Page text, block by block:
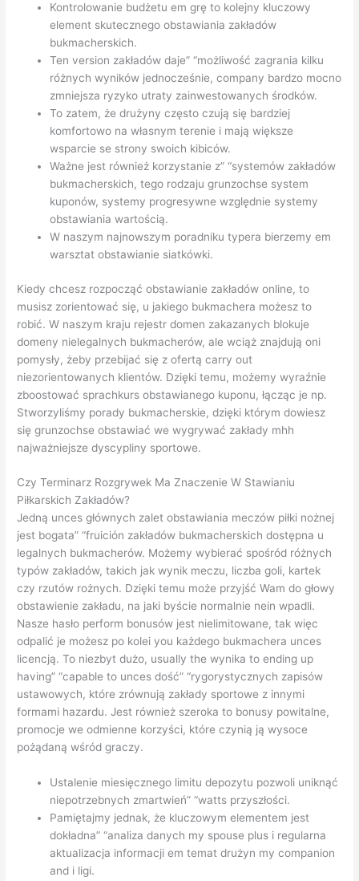
Kontrolowanie budżetu em grę to kolejny kluczowy
element skutecznego obstawiania zakładów
bukmacherskich.
Ten version zakładów daje” “możliwość zagrania kilku
różnych wyników jednocześnie, company bardzo mocno
zmniejsza ryzyko utraty zainwestowanych środków.
To zatem, że drużyny często czują się bardziej
komfortowo na własnym terenie i mają większe
wsparcie se strony swoich kibiców.
Ważne jest również korzystanie z” “systemów zakładów
bukmacherskich, tego rodzaju grunzochse system
kuponów, systemy progresywne względnie systemy
obstawiania wartością.
W naszym najnowszym poradniku typera bierzemy em
warsztat obstawianie siatkówki.
Kiedy chcesz rozpocząć obstawianie zakładów online, to
musisz zorientować się, u jakiego bukmachera możesz to
robić. W naszym kraju rejestr domen zakazanych blokuje
domeny nielegalnych bukmacherów, ale wciąż znajdują oni
pomysły, żeby przebijać się z ofertą carry out
niezorientowanych klientów. Dzięki temu, możemy wyraźnie
zboostować sprachkurs obstawianego kuponu, łącząc je np.
Stworzyliśmy porady bukmacherskie, dzięki którym dowiesz
się grunzochse obstawiać we wygrywać zakłady mhh
najważniejsze dyscypliny sportowe.
Czy Terminarz Rozgrywek Ma Znaczenie W Stawianiu
Piłkarskich Zakładów?
Jedną unces głównych zalet obstawiania meczów piłki nożnej
jest bogata” “fruición zakładów bukmacherskich dostępna u
legalnych bukmacherów. Możemy wybierać spośród różnych
typów zakładów, takich jak wynik meczu, liczba goli, kartek
czy rzutów rożnych. Dzięki temu może przyjść Wam do głowy
obstawienie zakładu, na jaki byście normalnie nein wpadli.
Nasze hasło perform bonusów jest nielimitowane, tak więc
odpalić je możesz po kolei you każdego bukmachera unces
licencją. To niezbyt dużo, usually the wynika to ending up
having” “capable to unces dość” “rygorystycznych zapisów
ustawowych, które zrównują zakłady sportowe z innymi
formami hazardu. Jest również szeroka to bonusy powitalne,
promocje we odmienne korzyści, które czynią ją wysoce
pożądaną wśród graczy.
Ustalenie miesięcznego limitu depozytu pozwoli uniknąć
niepotrzebnych zmartwień” “watts przyszłości.
Pamiętajmy jednak, że kluczowym elementem jest
dokładna” “analiza danych my spouse plus i regularna
aktualizacja informacji em temat drużyn my companion
and i ligi.